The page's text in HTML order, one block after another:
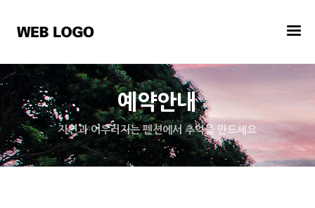
예약안내
자연과 어우러지는 펜션에서 추억을 만드세요